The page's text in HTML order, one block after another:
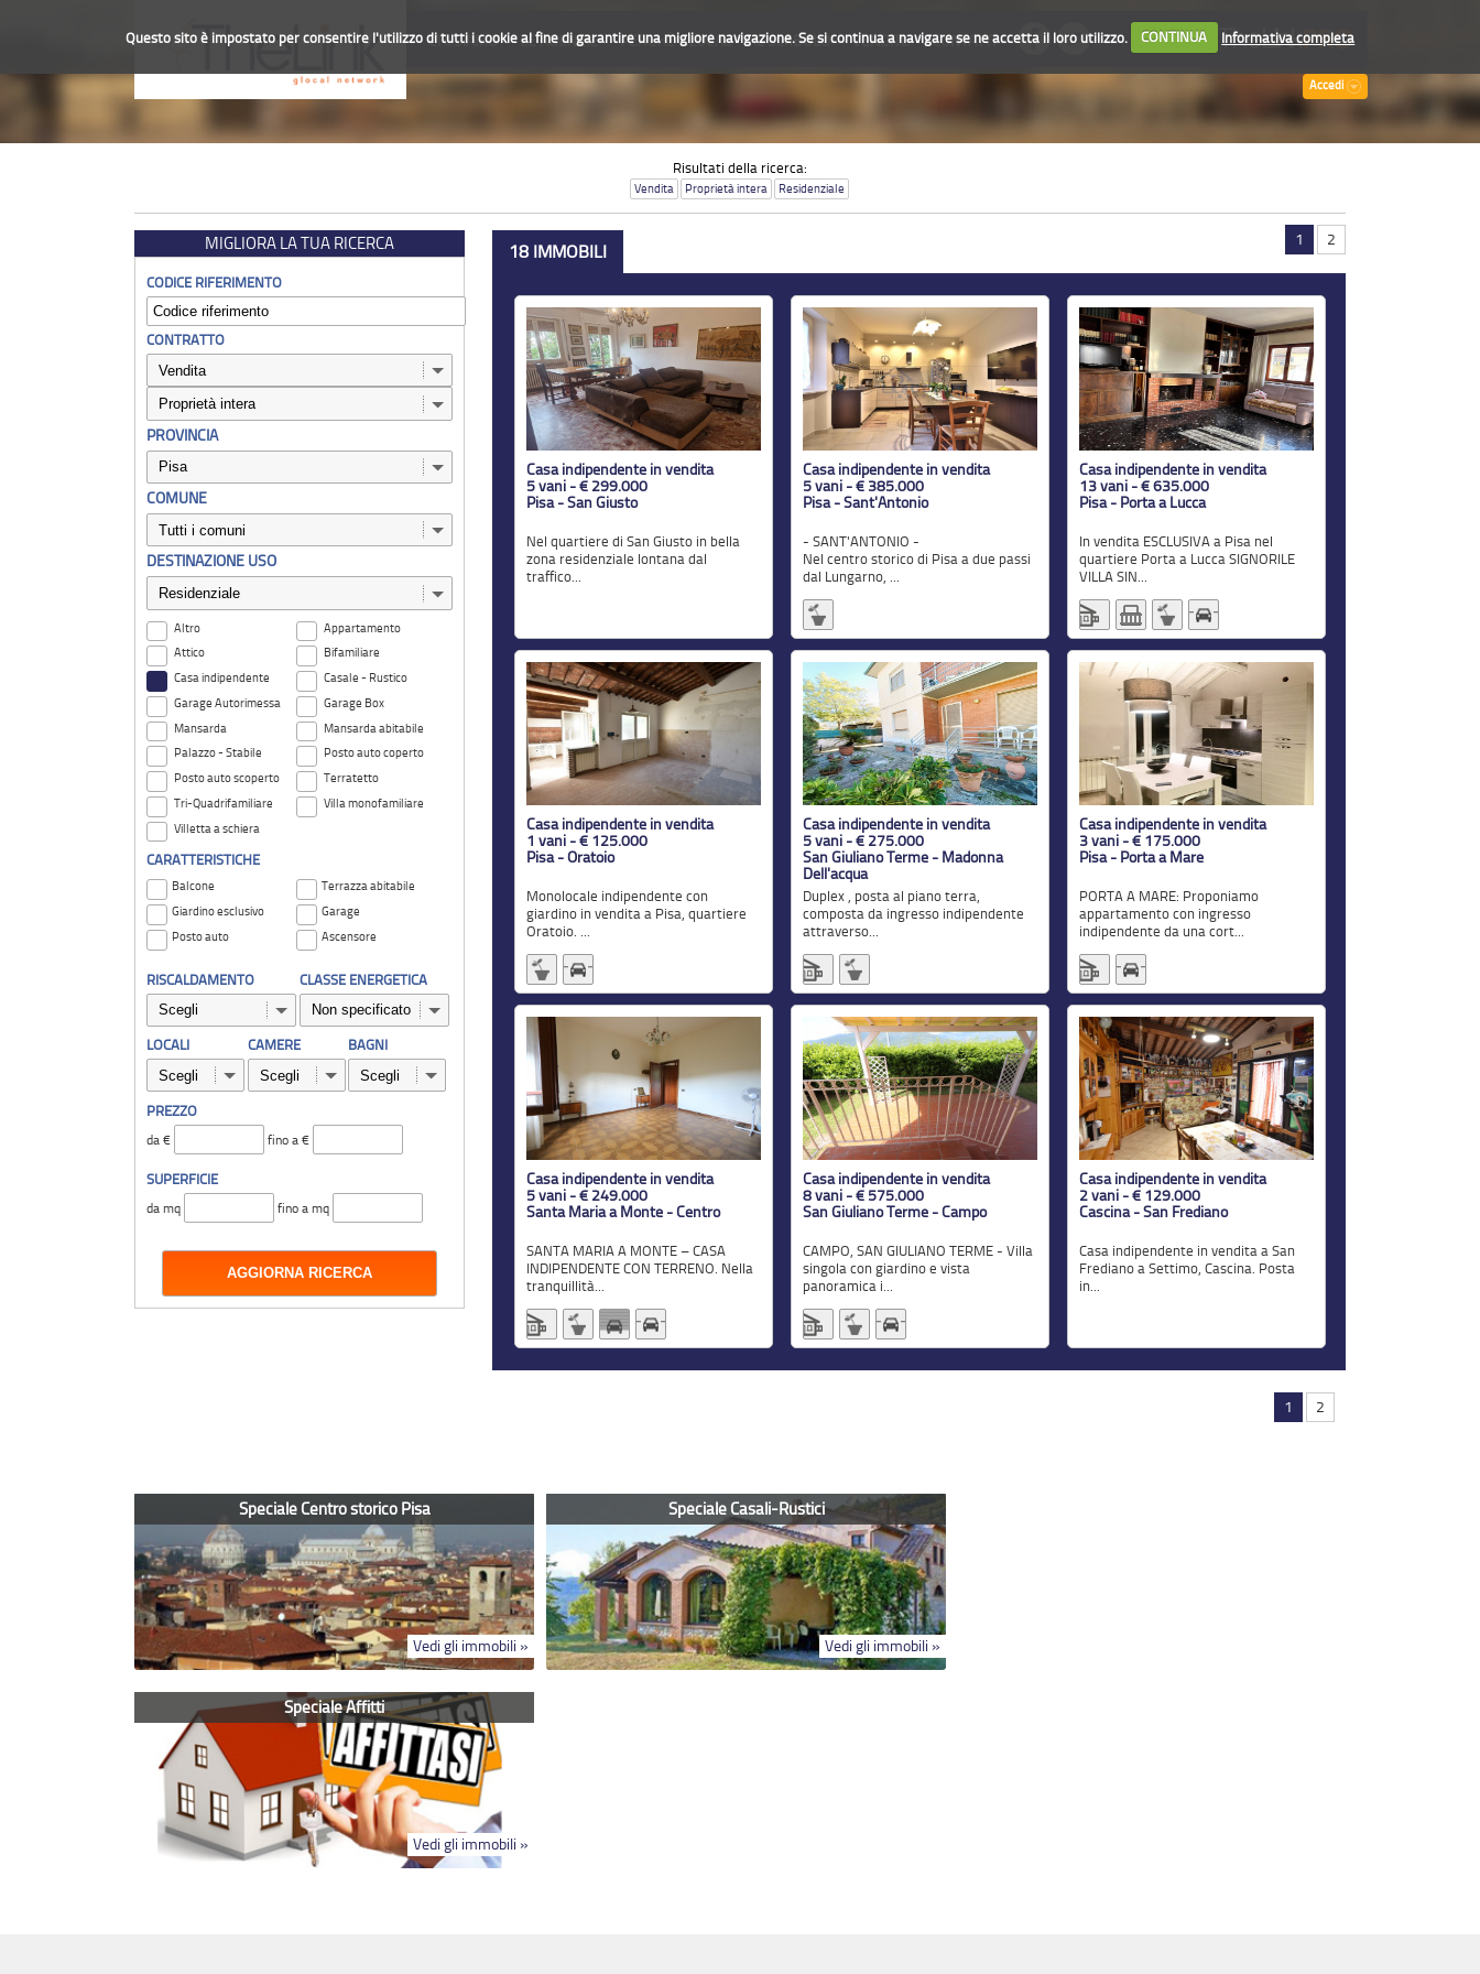
Questo sito è impostato per consentire l'utilizzo di tutti i cookie al fine di garantire una migliore navigazione. Se si continua a navigare se ne accetta il loro utilizzo. CONTINUA Informativa completa
CHI SIAMO LE AGENZIE PERCHÈ GLOCAL IL SIMBOLO VENDITE CONTATTI
Accedi
Risultati della ricerca:
Vendita Proprietà intera Residenziale
MIGLIORA LA TUA RICERCA
CODICE RIFERIMENTO
CONTRATTO
PROVINCIA
COMUNE
DESTINAZIONE USO
Altro
Appartamento
Attico
Bifamiliare
Casa indipendente
Casale - Rustico
Garage Autorimessa
Garage Box
Mansarda
Mansarda abitabile
Palazzo - Stabile
Posto auto coperto
Posto auto scoperto
Terratetto
Tri-Quadrifamiliare
Villa monofamiliare
Villetta a schiera
CARATTERISTICHE
Balcone
Terrazza abitabile
Giardino esclusivo
Garage
Posto auto
Ascensore
RISCALDAMENTO CLASSE ENERGETICA
LOCALI CAMERE BAGNI
PREZZO
da € fino a €
SUPERFICIE
da mq fino a mq
18 IMMOBILI
1 2
Casa indipendente in vendita
5 vani - € 299.000
Pisa - San Giusto
Nel quartiere di San Giusto in bella
zona residenziale lontana dal
traffico...
Casa indipendente in vendita
5 vani - € 385.000
Pisa - Sant'Antonio
- SANT'ANTONIO -
Nel centro storico di Pisa a due passi
dal Lungarno, ...
Casa indipendente in vendita
13 vani - € 635.000
Pisa - Porta a Lucca
In vendita ESCLUSIVA a Pisa nel
quartiere Porta a Lucca SIGNORILE
VILLA SIN...
Casa indipendente in vendita
1 vani - € 125.000
Pisa - Oratoio
Monolocale indipendente con
giardino in vendita a Pisa, quartiere
Oratoio. ...
Casa indipendente in vendita
5 vani - € 275.000
San Giuliano Terme - Madonna
Dell'acqua
Duplex , posta al piano terra,
composta da ingresso indipendente
attraverso...
Casa indipendente in vendita
3 vani - € 175.000
Pisa - Porta a Mare
PORTA A MARE: Proponiamo
appartamento con ingresso
indipendente da una cort...
Casa indipendente in vendita
5 vani - € 249.000
Santa Maria a Monte - Centro
SANTA MARIA A MONTE – CASA
INDIPENDENTE CON TERRENO. Nella
tranquillità...
Casa indipendente in vendita
8 vani - € 575.000
San Giuliano Terme - Campo
CAMPO, SAN GIULIANO TERME - Villa
singola con giardino e vista
panoramica i...
Casa indipendente in vendita
2 vani - € 129.000
Cascina - San Frediano
Casa indipendente in vendita a San
Frediano a Settimo, Cascina. Posta
in...
1 2
Speciale Centro storico Pisa
Vedi gli immobili »
Speciale Casali-Rustici
Vedi gli immobili »
Speciale Affitti
Vedi gli immobili »